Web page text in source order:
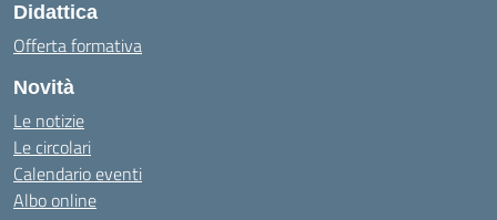
Didattica
Offerta formativa
Novità
Le notizie
Le circolari
Calendario eventi
Albo online